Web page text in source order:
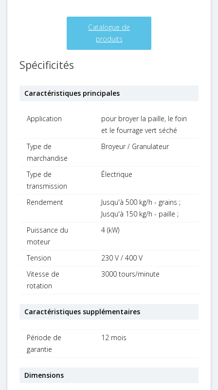
Catalogue de
produits
Spécificités
Caractéristiques principales
Application
pour broyer la paille, le foin
et le fourrage vert séché
Type de
marchandise
Broyeur / Granulateur
Type de
transmission
Électrique
Rendement
Jusqu'à 500 kg/h - grains ;
Jusqu'à 150 kg/h - paille ;
Puissance du
moteur
4 (kW)
Tension
230 V / 400 V
Vitesse de
rotation
3000 tours/minute
Caractéristiques supplémentaires
Période de
garantie
12 mois
Dimensions